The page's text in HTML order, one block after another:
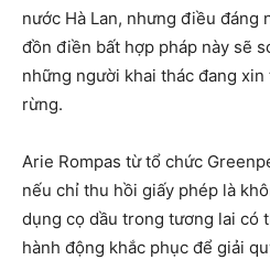
nước Hà Lan, nhưng điều đáng
đồn điền bất hợp pháp này sẽ
những người khai thác đang
rừng.
Arie Rompas từ tổ chức
nếu chỉ thu hồi giấy phép là
dụng cọ dầu trong tương lai có
hành động khắc phục để giải